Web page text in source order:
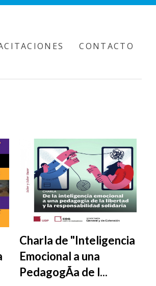
CONTACTO
Charla de "Inteligencia
Emocional a una
PedagogÃ­a de l...